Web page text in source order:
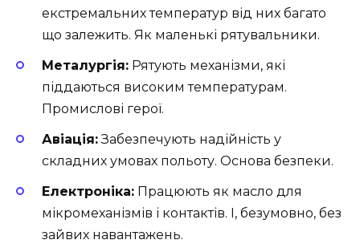
екстремальних температур від них багато
що залежить. Як маленькі рятувальники.
Металургія: Рятують механізми, які
піддаються високим температурам.
Промислові герої.
Авіація:Забезпечують надійність у
складних умовах польоту. Основа безпеки.
Електроніка: Працюють як масло для
мікромеханізмів і контактів. І, безумовно, без
зайвих навантажень.